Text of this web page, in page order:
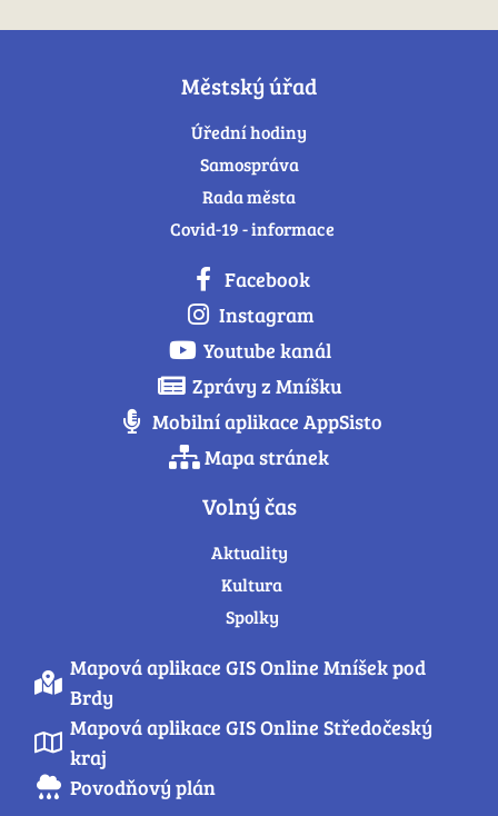
Městský úřad
Úřední hodiny
Samospráva
Rada města
Covid-19 - informace
Facebook
Instagram
Youtube kanál
Zprávy z Mníšku
Mobilní aplikace AppSisto
Mapa stránek
Volný čas
Aktuality
Kultura
Spolky
Mapová aplikace GIS Online Mníšek pod
Brdy
Mapová aplikace GIS Online Středočeský
kraj
Povodňový plán